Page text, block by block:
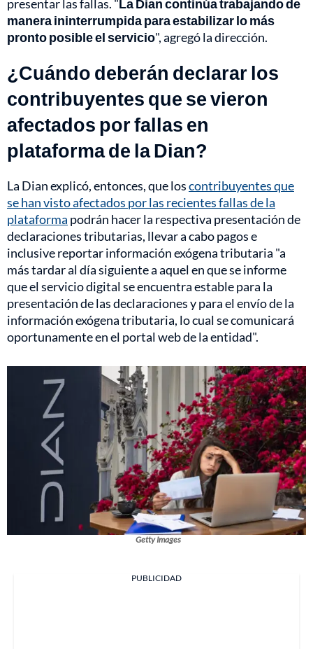
presentar las fallas. "La Dian continúa trabajando de
manera ininterrumpida para estabilizar lo más
pronto posible el servicio", agregó la dirección.
¿Cuándo deberán declarar los
contribuyentes que se vieron
afectados por fallas en
plataforma de la Dian?
La Dian explicó, entonces, que loscontribuyentes que
se han visto afectados por las recientes fallas de la
plataforma podrán hacer la respectiva presentación de
declaraciones tributarias, llevar a cabo pagos e
inclusive reportar información exógena tributaria "a
más tardar al día siguiente a aquel en que se informe
que el servicio digital se encuentra estable para la
presentación de las declaraciones y para el envío de la
información exógena tributaria, lo cual se comunicará
oportunamente en el portal web de la entidad".
Getty Images
PUBLICIDAD